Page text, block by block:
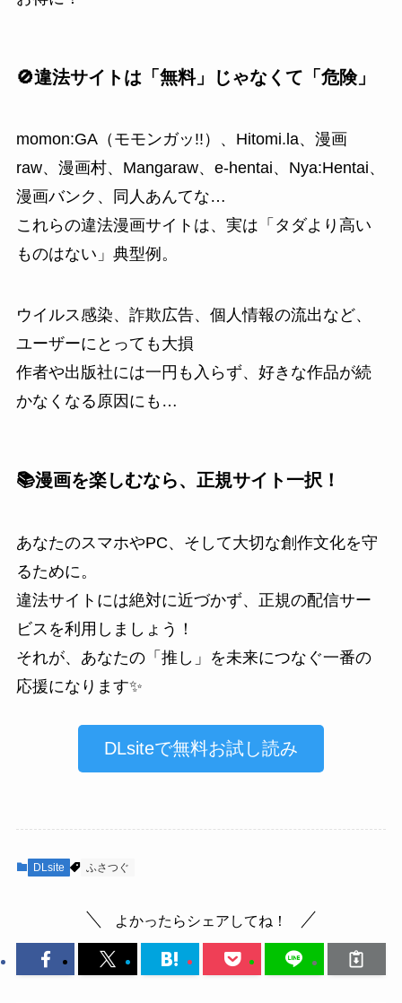
🚫違法サイトは「無料」じゃなくて「危険」
momon:GA（モモンガッ!!）、Hitomi.la、漫画
raw、漫画村、Mangaraw、e-hentai、Nya:Hentai、
漫画バンク、同人あんてな…
これらの違法漫画サイトは、実は「タダより高い
ものはない」典型例。
ウイルス感染、詐欺広告、個人情報の流出など、
ユーザーにとっても大損
作者や出版社には一円も入らず、好きな作品が続
かなくなる原因にも…
📚漫画を楽しむなら、正規サイト一択！
あなたのスマホやPC、そして大切な創作文化を守
るために。
違法サイトには絶対に近づかず、正規の配信サー
ビスを利用しましょう！
それが、あなたの「推し」を未来につなぐ一番の
応援になります✨
DLsiteで無料お試し読み
DLsite ふさつぐ
よかったらシェアしてね！